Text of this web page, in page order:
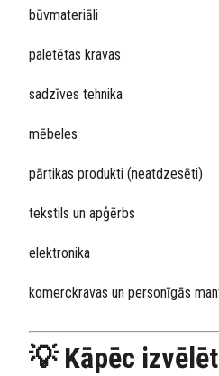
būvmateriāli
paletētas kravas
sadzīves tehnika
mēbeles
pārtikas produkti (neatdzesēti)
tekstils un apģērbs
elektronika
komerckravas un personīgās
💡 Kāpēc